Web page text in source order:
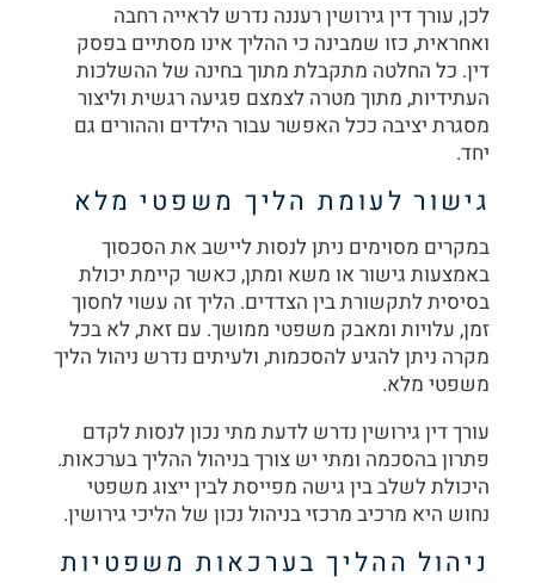
לכן, עורך דין גירושין רעננה נדרש לראייה רחבה
ואחראית, כזו שמבינה כי ההליך אינו מסתיים בפסק
דין. כל החלטה מתקבלת מתוך בחינה של ההשלכות
העתידיות, מתוך מטרה לצמצם פגיעה רגשית וליצור
מסגרת יציבה ככל האפשר עבור הילדים וההורים גם
יחד.
גישור לעומת הליך משפטי מלא
במקרים מסוימים ניתן לנסות ליישב את הסכסוך
באמצעות גישור או משא ומתן, כאשר קיימת יכולת
בסיסית לתקשורת בין הצדדים. הליך זה עשוי לחסוך
זמן, עלויות ומאבק משפטי ממושך. עם זאת, לא בכל
מקרה ניתן להגיע להסכמות, ולעיתים נדרש ניהול הליך
משפטי מלא.
עורך דין גירושין נדרש לדעת מתי נכון לנסות לקדם
פתרון בהסכמה ומתי יש צורך בניהול ההליך בערכאות.
היכולת לשלב בין גישה מפייסת לבין ייצוג משפטי
נחוש היא מרכיב מרכזי בניהול נכון של הליכי גירושין.
ניהול ההליך בערכאות משפטיות